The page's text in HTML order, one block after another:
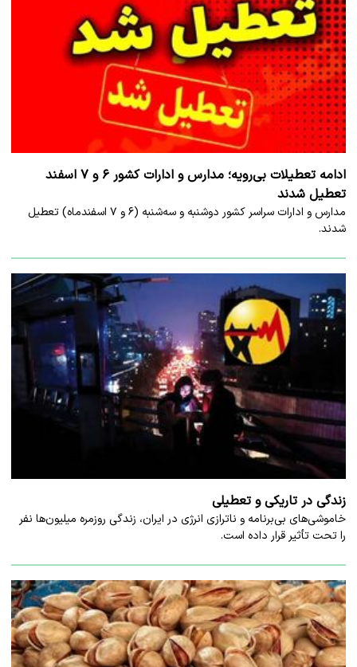
ادامه تعطیلات بی‌رویه؛ مدارس و ادارات کشور ۶ و ۷ اسفند
تعطیل شدند
مدارس و ادارات سراسر کشور دوشنبه و سه‌شنبه (۶ و ۷ اسفندماه) تعطیل
شدند.
زندگی در تاریکی و تعطیلی
خاموشی‌های بی‌برنامه و ناترازی انرژی در ایران، زندگی روزمره میلیون‌ها نفر
را تحت تأثیر قرار داده است.